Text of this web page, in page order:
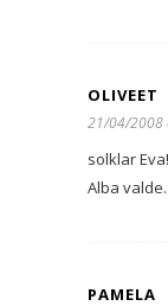
OLIVEET
21/04/2008
solklar
Alba
PAMELA